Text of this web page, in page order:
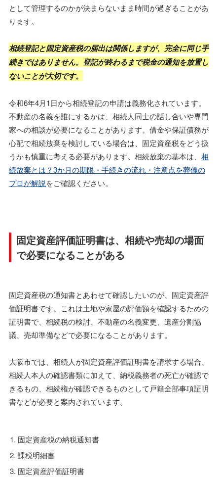
として管理するのかが決まらないまま時間が過ぎることがあ
ります。
相続登記と固定資産税の届出は関係しますが、完全に同じ手
続きではありません。登記が終わるまで税金の通知を放置し
ないことが大切です。
令和6年4月1日から相続登記の申請は義務化されています。
不動産の名義を誰にするかは、相続人同士の話し合いや専門
家への相談が必要になることがあります。借金や保証債務が
心配で相続放棄を検討している場合は、固定資産税をどう扱
うかも慎重に考える必要があります。相続放棄の基本は、 相
続放棄とは？3か月の期限・手続きの流れ・注意点を葬儀の
プロが解説をご確認ください。
固定資産評価証明書は、相続や売却の場面
で必要になることがある
固定資産税の通知書とあわせて確認したいのが、固定資産評
価証明書です。これは土地や家屋の評価額を確認するための
証明書で、相続税の検討、不動産の名義変更、遺産分割協
議、売却準備などで必要になることがあります。
大阪市では、相続人が固定資産評価証明書を請求する場合、
相続人本人の確認書類に加えて、納税義務者の死亡が確認で
きるもの、相続権が確認できるものとして戸籍全部事項証明
書などが必要と案内されています。
固定資産税の納税通知書
課税明細書
固定資産評価証明書